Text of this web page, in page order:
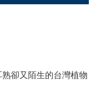
卻又陌生的台灣植物